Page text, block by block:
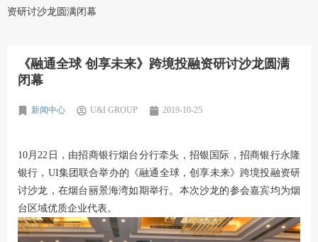
资研讨沙龙圆满闭幕
《融通全球 创享未来》跨境投融资研讨沙龙圆满
闭幕
新闻中心 U&I GROUP 2019-10-25
10月22日，由招商银行烟台分行牵头，招银国际，招商银行永隆
银行，UI集团联合举办的《融通全球，创享未来》跨境投融资研
讨沙龙，在烟台丽景海湾如期举行。本次沙龙的参会嘉宾均为烟
台区域优质企业代表。